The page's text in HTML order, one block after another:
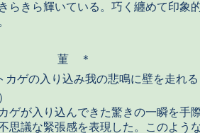
らきら輝いている。巧く纏めて印象
菫 ＊
カゲの入り込み我の悲鳴に壁を走れる
ゲが入り込んできた驚きの一瞬を手
思議な緊張感を表現した。このよう